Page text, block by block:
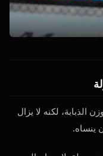
لكنه لا يزال
ينساه.